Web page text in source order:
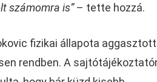
számomra is”– tette hozzá.
fizikai állapota
rendben. A